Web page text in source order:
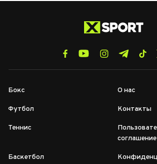
Бокс
Футбол
Теннис
Баскетбол
О нас
Контакты
соглашение